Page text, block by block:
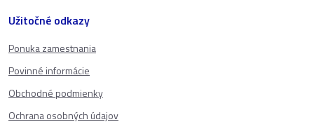
Užitočné odkazy
Ponuka zamestnania
Povinné informácie
Obchodné podmienky
Ochrana osobných údajov